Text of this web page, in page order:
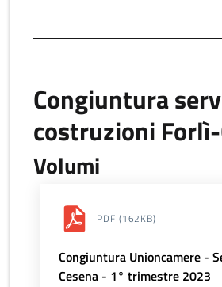
Congiuntura
costruzioni
Volumi
PDF (162KB)
Congiuntura Unioncamere -
Cesena - 1° trimestre 2023